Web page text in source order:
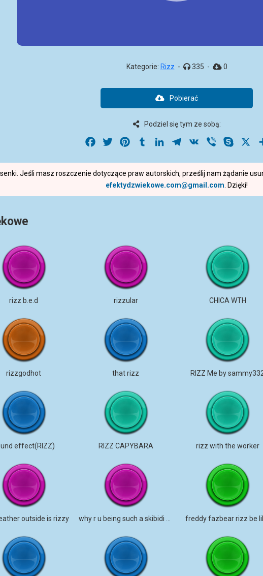
Kategorie: Rizz - 335 - 0
Pobierać
Podziel się tym ze sobą:
Facebook
Twitter PinterestTumblrLinkedInTelegram
VK Viber Skype
Jeśli masz roszczenie dotyczące praw autorskich, prześlij nam żądanie
efektydzwiekowe.com@gmail.com . Dzięki!
rizz b.e.d rizzular CHICA WTH
rizzgodhot that rizz RIZZ Me by
effect(RIZZ) RIZZ CAPYBARA rizz with the worker
outside is rizzy freddy fazbear rizz be